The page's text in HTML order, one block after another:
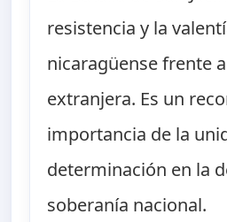
resistencia y la
nicaragüense frente
extranjera. Es un
importancia de la
determinación en la
soberanía nacional.